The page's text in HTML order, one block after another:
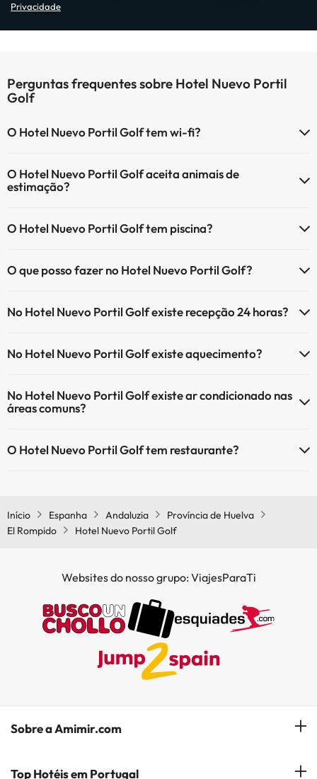
Privacidade
Perguntas frequentes sobre Hotel Nuevo Portil
Golf
O Hotel Nuevo Portil Golf tem wi-fi?
O Hotel Nuevo Portil Golf aceita animais de
estimação?
O Hotel Nuevo Portil Golf tem piscina?
Aqui tem mais info sobre a piscina e outras facilidades.
O que posso fazer no Hotel Nuevo Portil Golf?
podem ser pagas):
No Hotel Nuevo Portil Golf existe recepção 24 horas?
No Hotel Nuevo Portil Golf existe aquecimento?
No Hotel Nuevo Portil Golf existe ar condicionado nas
áreas comuns?
comuns.
O Hotel Nuevo Portil Golf tem restaurante?
Início Espanha Andaluzia
Província de Huelva
El Rompido
Hotel Nuevo Portil Golf
Websites do nosso grupo: ViajesParaTi
Sobre a Amimir.com
Quem somos?
Top Hotéis em Portugal